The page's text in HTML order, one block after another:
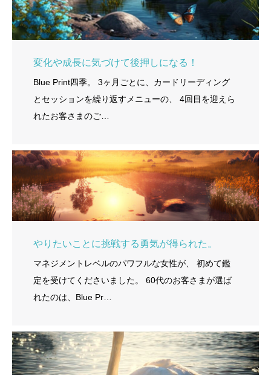
変化や成長に気づけて後押しになる！
Blue Print四季。 3ヶ月ごとに、カードリーディング
とセッションを繰り返すメニューの、 4回目を迎えら
れたお客さまのご…
やりたいことに挑戦する勇気が得られた。
マネジメントレベルのパワフルな女性が、 初めて鑑
定を受けてくださいました。 60代のお客さまが選ば
れたのは、Blue Pr…